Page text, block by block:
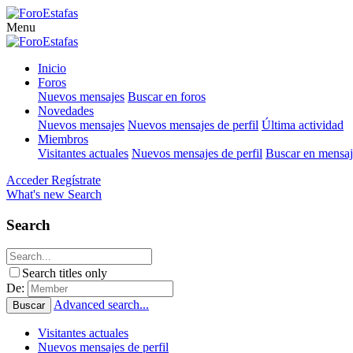
Menu
Inicio
Foros
Nuevos mensajes Buscar en foros
Novedades
Nuevos mensajes Nuevos mensajes de perfil Última actividad
Miembros
Visitantes actuales Nuevos mensajes de perfil Buscar en
Acceder Regístrate
What's new Search
Search
Search titles only
De:
Buscar Advanced search...
Visitantes actuales
Nuevos mensajes de perfil